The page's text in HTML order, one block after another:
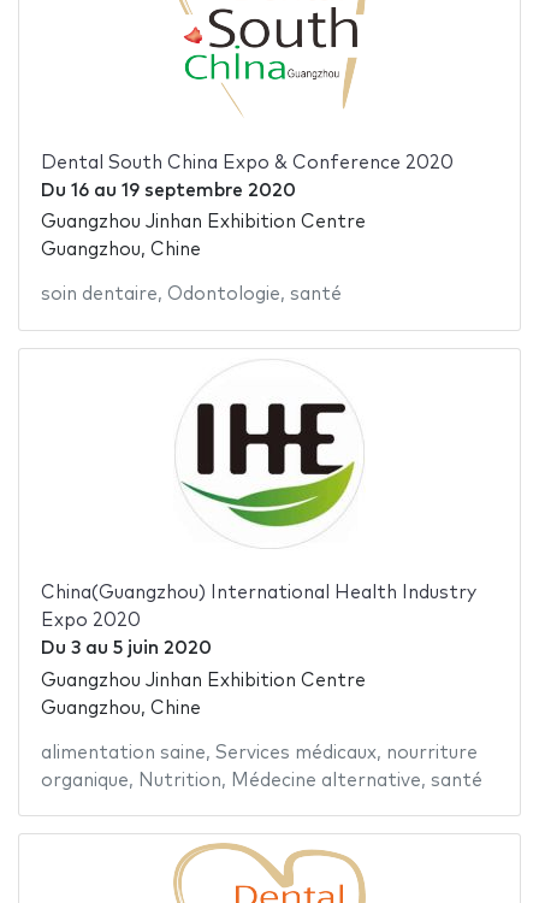
Dental South China Expo & Conference 2020
Du 16au 19 septembre 2020
Guangzhou Jinhan Exhibition Centre
Guangzhou, Chine
soin dentaire, Odontologie, santé
China(Guangzhou) International Health Industry
Expo 2020
Du 3au 5 juin 2020
Guangzhou Jinhan Exhibition Centre
Guangzhou, Chine
alimentation saine, Services médicaux, nourriture
organique, Nutrition, Médecine alternative, santé